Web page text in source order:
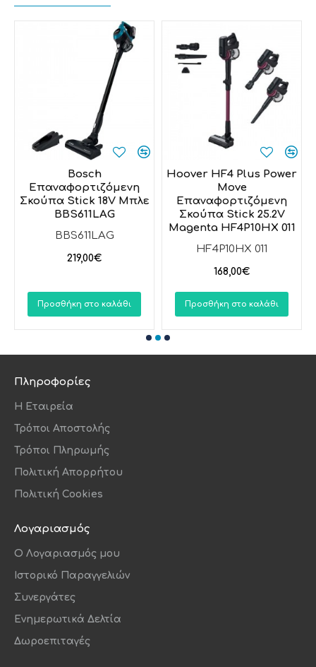
λιγότερο συχνό άδειασμα και εύκολη συντήρηση
Υψηλή απόδοση
Μεγάλη συνεχής ισχύς απορρόφησης έως και 100 Air
Watt* για μέγιστη αποτελεσματικότητα στο
πέρασμα του χρόνου και μπαταρία με μεγάλη
BBS611LAG
Bosch
Επαναφορτιζόμενη
Σκούπα Stick 18V Μπλε
BBS611LAG
219,00€
Προσθήκη στο καλάθι
HF4P10HX 011
Hoover HF4 Plus Power
Move
Επαναφορτιζόμενη
Σκούπα Stick 25.2V
Magenta HF4P10HX 011
168,00€
Προσθήκη στο καλάθι
Πληροφορίες
Η Εταιρεία
Τρόποι Αποστολής
Τρόποι Πληρωμής
Πολιτική Απορρήτου
Πολιτική Cookies
Λογαριασμός
O Λογαριασμός μου
Ιστορικό Παραγγελιών
Συνεργάτες
Ενημερωτικά Δελτία
Δωροεπιταγές